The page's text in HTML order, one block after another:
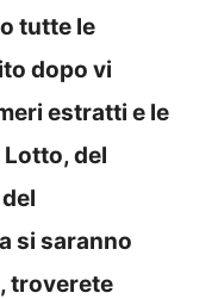
tutte le
dopo vi
estratti e le
del
si saranno
troverete